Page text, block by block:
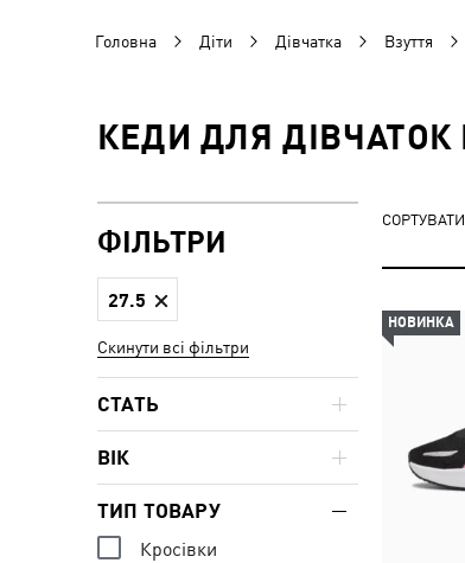
Головна Діти Дівчатка Взуття
КЕДИ ДЛЯ ДІВЧАТОК
НОВИНКА
ФІЛЬТРИ
27.5
Скинути всі фільтри
СТАТЬ
ВІК
ТИП ТОВАРУ
Кросівки